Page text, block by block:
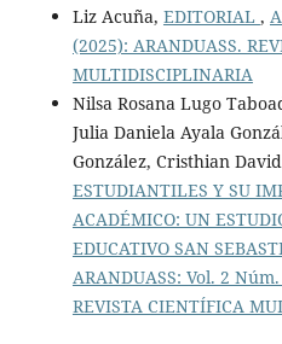
Liz Acuña, EDITORIAL ,
(2025): ARANDUASS.
MULTIDISCIPLINARIA
Nilsa Rosana Lugo
Julia Daniela Ayala
González, Cristhian
ESTUDIANTILES Y SU
ACADÉMICO: UN
EDUCATIVO SAN
ARANDUASS: Vol. 2
REVISTA CIENTÍFICA